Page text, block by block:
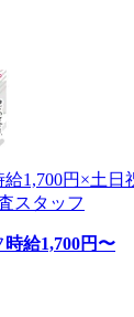
給1,700円×土
スタッフ
時給1,700円〜